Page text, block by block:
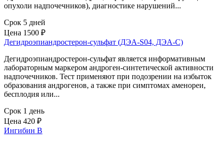
опухоли надпочечников), диагностике нарушений...
Срок 5 дней
Цена 1500 ₽
Дегидроэпиандростерон-сульфат (ДЭА-S04, ДЭА-С)
Дегидроэпиандростерон-сульфат является информативным
лабораторным маркером андроген-синтетической активности
надпочечников. Тест применяют при подозрении на избыток
образования андрогенов, а также при симптомах аменореи,
бесплодия или...
Срок 1 день
Цена 420 ₽
Ингибин В